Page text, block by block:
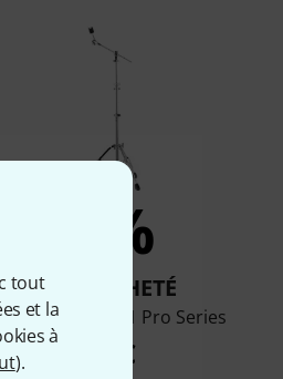
tout
et la
à
).
1%
ONT ACHETÉ
CB-901 Pro Series
73 €